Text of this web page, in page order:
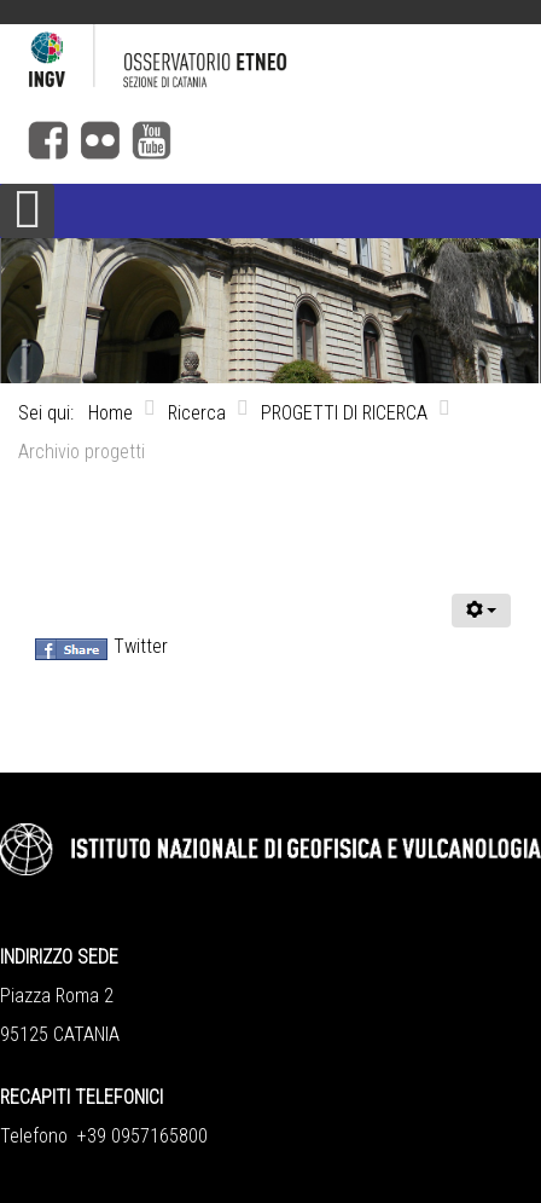
Sei qui: Home Ricerca
PROGETTI DI RICERCA
Archivio progetti
Twitter
INDIRIZZO SEDE
Piazza Roma 2
95125 CATANIA
RECAPITI TELEFONICI
Telefono +39 0957165800